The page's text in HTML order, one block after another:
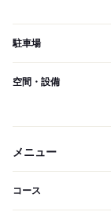
駐車場
空間・設備
メニュー
コース